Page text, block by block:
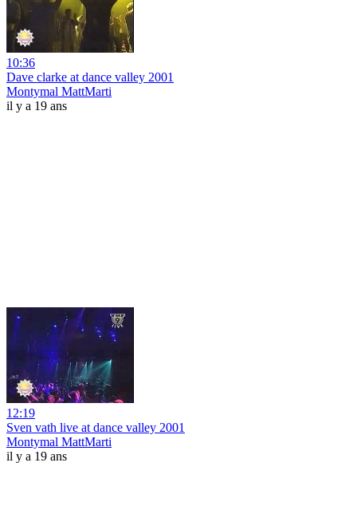
10:36
Dave clarke at dance valley 2001
Montymal MattMarti
il y a 19 ans
12:19
Sven vath live at dance valley 2001
Montymal MattMarti
il y a 19 ans